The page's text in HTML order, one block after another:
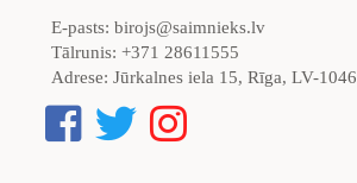
E-pasts: birojs@saimnieks.lv
Tālrunis: +371 28611555
Adrese: Jūrkalnes iela 15, Rīga, LV-1046